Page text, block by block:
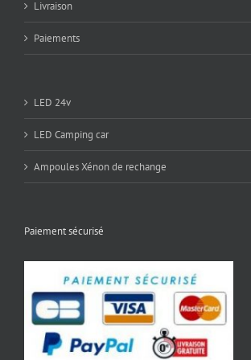
Livraison
Paiements
LED 24v
LED Camping car
Ampoules Xénon de rechange
Paiement sécurisé